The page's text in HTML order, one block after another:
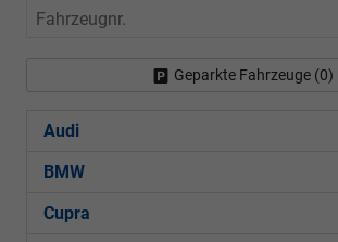
Fahrzeugnr.
Geparkte Fahrzeuge (0)
Audi
BMW
Cupra